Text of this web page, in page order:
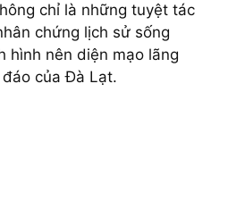
chỉ là những tuyệt tác
chứng lịch sử sống
hình nên diện mạo lãng
của Đà Lạt.